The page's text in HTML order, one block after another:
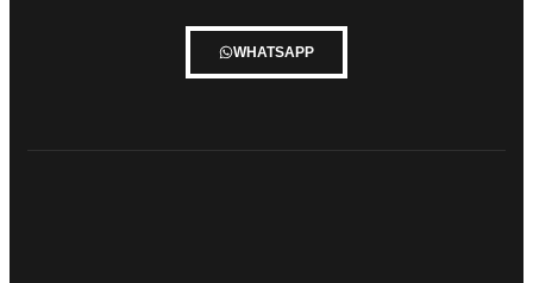
WHATSAPP